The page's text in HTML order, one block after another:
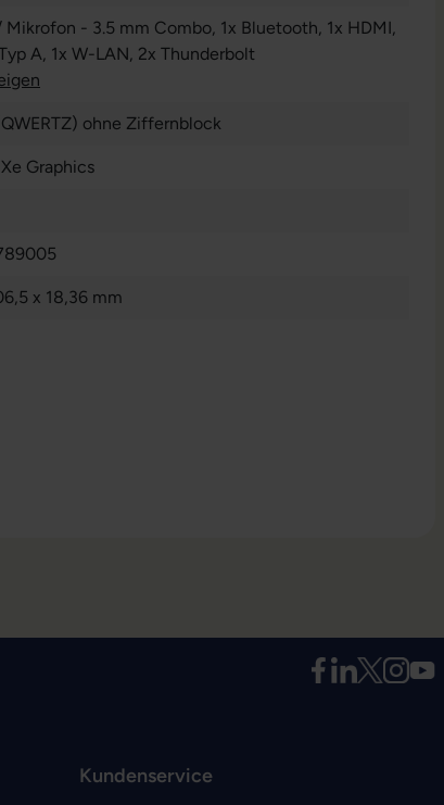
Mikrofon - 3.5 mm Combo, 1x Bluetooth, 1x HDMI,
A, 1x W-LAN, 2x Thunderbolt
ohne Ziffernblock
Graphics
x 18,36 mm
Kundenservice